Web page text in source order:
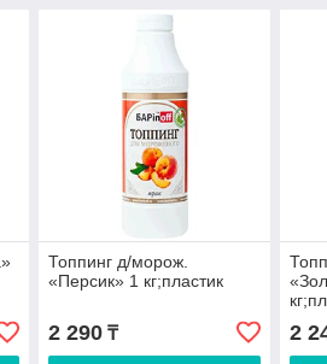
Топпинг д/морож.
«Персик» 1 кг;пластик
2 290₸ 2